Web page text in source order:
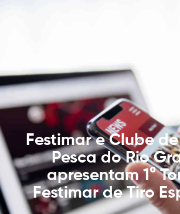
Festimar e Clube
Pesca do Rio
apresentam 1°
Festimar de Tiro